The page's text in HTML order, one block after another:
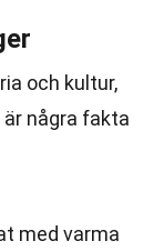
och kultur,
några fakta
med varma